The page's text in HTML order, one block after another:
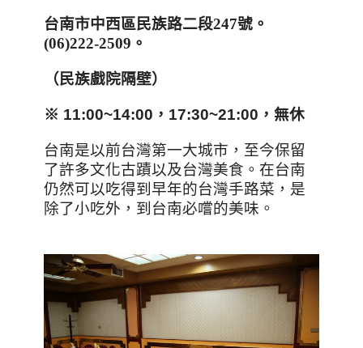
台南市中西區民族路二段247號。
(06)222-2509 。
（民族戲院隔壁）
※ 11:00~14:00，17:30~21:00，無休
台南是以前台灣第一大城市，至今保留
了許多文化古蹟以及台灣美食。在台南
仍然可以吃得到早年的台灣手路菜，是
除了小吃外，到台南必嚐的美味。